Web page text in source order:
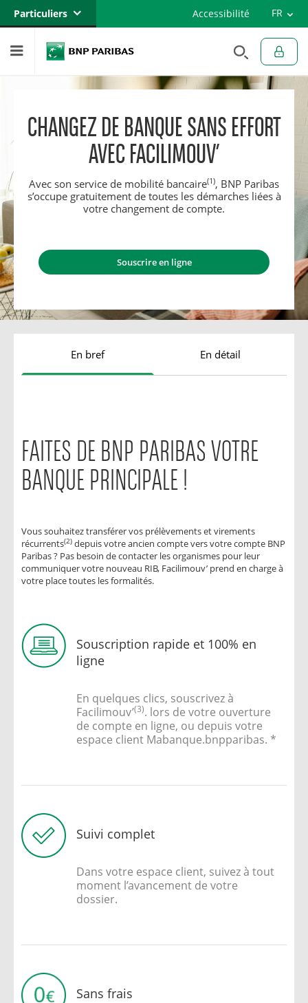
Particuliers
Banque privée
Accessibilité FR
EN
CHANGEZ DE BANQUE SANS EFFORT
AVEC FACILIMOUV’
Avec son service de mobilité bancaire(1), BNP Paribas
s’occupe gratuitement de toutes les démarches liées à
votre changement de compte.
Souscrire en ligne
En bref En détail
FAITES DE BNP PARIBAS VOTRE
BANQUE PRINCIPALE !
Vous souhaitez transférer vos prélèvements et virements
récurrents(2) depuis votre ancien compte vers votre compte BNP
Paribas ? Pas besoin de contacter les organismes pour leur
communiquer votre nouveau RIB, Facilimouv’ prend en charge à
votre place toutes les formalités.
Souscription rapide et 100% en
ligne
En quelques clics, souscrivez à
Facilimouv’(3). lors de votre ouverture
de compte en ligne, ou depuis votre
espace client Mabanque.bnpparibas. *
Suivi complet
Dans votre espace client, suivez à tout
moment l’avancement de votre
dossier.
Sans frais